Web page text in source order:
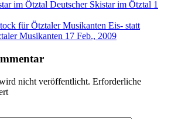
Deutscher Skistar im Ötztal 1
Eis- statt
Musikanten 17 Feb., 2009
nicht veröffentlicht. Erforderliche